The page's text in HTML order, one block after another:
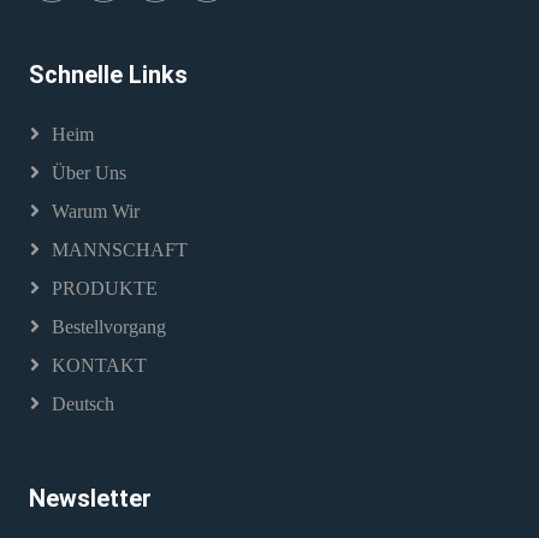
Schnelle Links
Heim
Über Uns
Warum Wir
MANNSCHAFT
PRODUKTE
Bestellvorgang
KONTAKT
Deutsch
Newsletter